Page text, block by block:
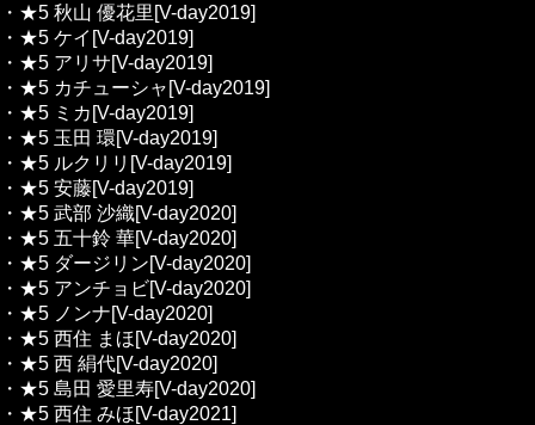
・★5 秋山 優花里[V-day2019]
・★5 ケイ[V-day2019]
・★5 アリサ[V-day2019]
・★5 カチューシャ[V-day2019]
・★5 ミカ[V-day2019]
・★5 玉田 環[V-day2019]
・★5 ルクリリ[V-day2019]
・★5 安藤[V-day2019]
・★5 武部 沙織[V-day2020]
・★5 五十鈴 華[V-day2020]
・★5 ダージリン[V-day2020]
・★5 アンチョビ[V-day2020]
・★5 ノンナ[V-day2020]
・★5 西住 まほ[V-day2020]
・★5 西 絹代[V-day2020]
・★5 島田 愛里寿[V-day2020]
・★5 西住 みほ[V-day2021]